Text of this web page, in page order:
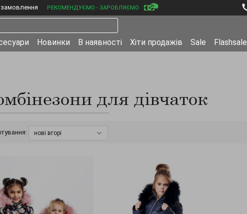
РЕКОМЕНДУЄМО - ЗАРОБЛЯЄМО
Новинки В наявності Хіти продажів Sale Flashsale
для дівчаток
нові вгорі